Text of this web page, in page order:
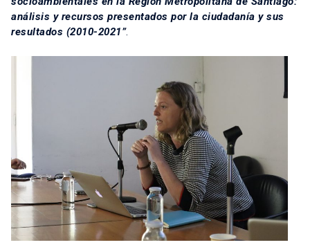
análisis y recursos presentados por la ciudadanía y sus
resultados (2010-2021”.